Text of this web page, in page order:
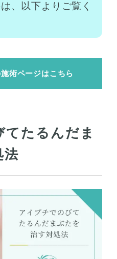
、以下よりご覧く
術ページはこちら
てたるんだま
法